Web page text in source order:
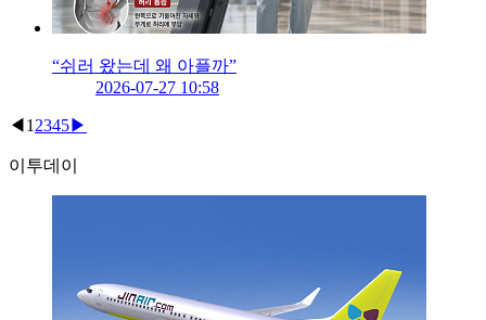
“쉬러 왔는데 왜 아플까”
2026-07-27 10:58
◀ 1 2345▶
이투데이